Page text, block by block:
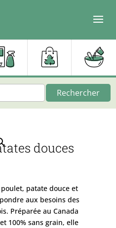
Rechercher
douces
patate douce et
aux besoins des
Préparée au Canada
100% sans grain, elle